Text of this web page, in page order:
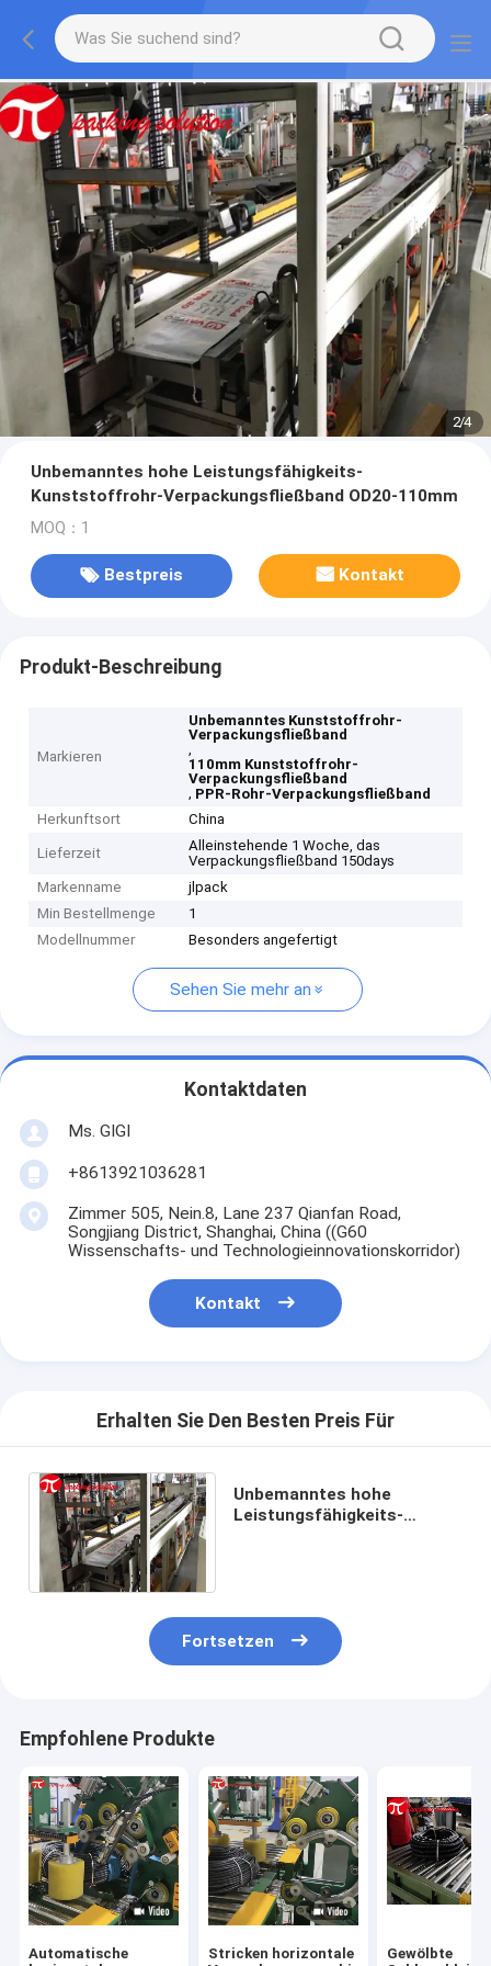
2/4
Unbemanntes hohe Leistungsfähigkeits-
Kunststoffrohr-Verpackungsfließband OD20-110mm
MOQ：1
Bestpreis Kontakt
Produkt-Beschreibung
Markieren
Unbemanntes Kunststoffrohr-
Verpackungsfließband
,
110mm Kunststoffrohr-
Verpackungsfließband
, PPR-Rohr-Verpackungsfließband
Herkunftsort
China
Lieferzeit
Alleinstehende 1 Woche, das
Verpackungsfließband 150days
Markenname
jlpack
Min Bestellmenge
1
Modellnummer
Besonders angefertigt
Sehen Sie mehr an
Kontaktdaten
Ms. GIGI
+8613921036281
Zimmer 505, Nein.8, Lane 237 Qianfan Road,
Songjiang District, Shanghai, China ((G60
Wissenschafts- und Technologieinnovationskorridor)
Kontakt
Erhalten Sie Den Besten Preis Für
Unbemanntes hohe
Leistungsfähigkeits-
Fortsetzen
Empfohlene Produkte
Automatische
Stricken horizontale
Gewölbte